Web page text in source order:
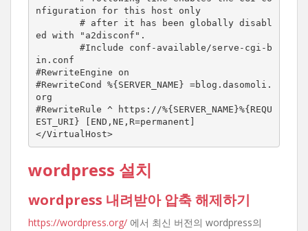
nfiguration for this host only
ed with "a2disconf".
in.conf
#RewriteEngine on
#RewriteCond %{SERVER_NAME} =blog.dasomoli.
org
#RewriteRule ^ https://%{SERVER_NAME}%{REQU
EST_URI} [END,NE,R=permanent]
</VirtualHost>
wordpress 설치
wordpress 내려받아 압축 해제하기
https://wordpress.org/ 에서 최신 버전의 wordpress의